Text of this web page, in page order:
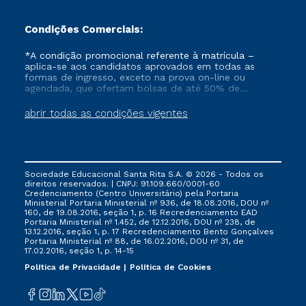
Condições Comerciais:
abrir todas as condições vigentes
*A condição promocional referente à matrícula –
aplica-se aos candidatos aprovados em todas as
formas de ingresso, exceto na prova on-line ou
agendada, que ofertam bolsas de até 50% de
que ainda não tenham efetivado e/ou não tenham
cancelado ou trancado sua matrícula em uma das
FIES, Prouni e outros programas governamentais, e
não se acumula com nenhuma outra campanha
ofertada pela Instituição.
Sociedade Educacional Santa Rita S.A. © 2026 - Todos os
direitos reservados. | CNPJ: 91.109.660/0001-60
Credenciamento (Centro Universitário) pela Portaria
Ministerial Portaria Ministerial nº 936, de 18.08.2016, DOU nº
160, de 19.08.2016, seção 1, p. 16 Recredenciamento EAD
Portaria Ministerial nº 1.452, de 12.12.2016, DOU nº 238, de
13.12.2016, seção 1, p. 17 Recredenciamento Bento Gonçalves
Portaria Ministerial nº 88, de 16.02.2016, DOU nº 31, de
17.02.2016, seção 1, p. 14-15
Política de Privacidade
Política de Cookies